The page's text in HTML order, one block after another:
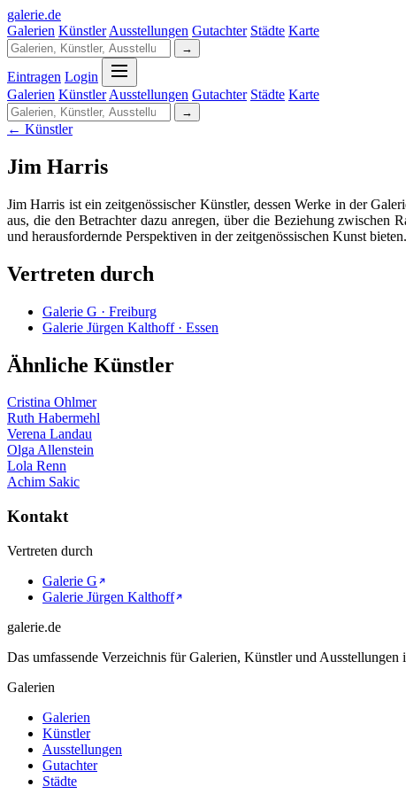
galerie.de
Galerien Künstler Ausstellungen Gutachter Städte Karte
→
Eintragen Login
Galerien Künstler Ausstellungen Gutachter Städte Karte
→
← Künstler
Jim Harris
Jim Harris ist ein zeitgenössischer Künstler, dessen Werke in der
aus, die den Betrachter dazu anregen, über die Beziehung
und herausfordernde Perspektiven in der zeitgenössischen Kunst
Vertreten durch
Galerie G · Freiburg
Galerie Jürgen Kalthoff · Essen
Ähnliche Künstler
Cristina Ohlmer
Ruth Habermehl
Verena Landau
Olga Allenstein
Lola Renn
Achim Sakic
Kontakt
Vertreten durch
Galerie G
Galerie Jürgen Kalthoff
galerie.de
Das umfassende Verzeichnis für Galerien, Künstler und Ausstellungen
Galerien
Galerien
Künstler
Ausstellungen
Gutachter
Städte